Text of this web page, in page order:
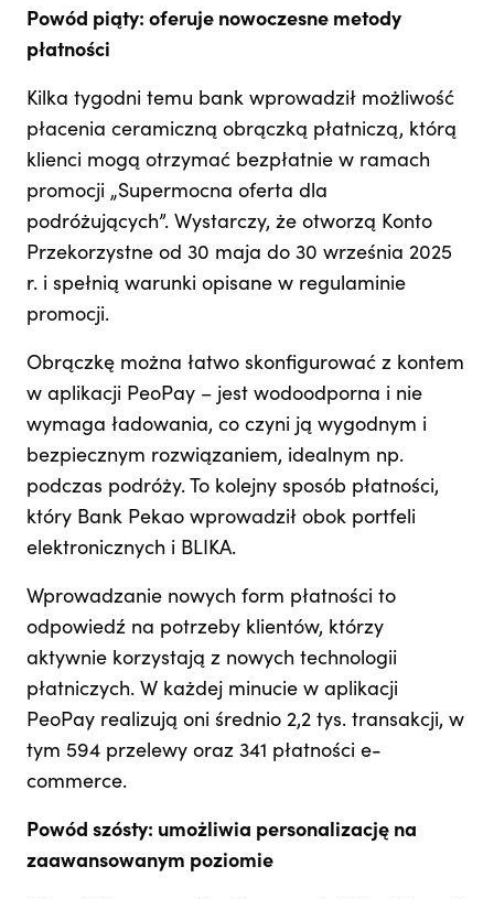
Powód piąty: oferuje nowoczesne metody
płatności
Kilka tygodni temu bank wprowadził możliwość
płacenia ceramiczną obrączką płatniczą, którą
klienci mogą otrzymać bezpłatnie w ramach
promocji „Supermocna oferta dla
podróżujących”. Wystarczy, że otworzą Konto
Przekorzystne od 30 maja do 30 września 2025
r. i spełnią warunki opisane w regulaminie
promocji.
Obrączkę można łatwo skonfigurować z kontem
w aplikacji PeoPay – jest wodoodporna i nie
wymaga ładowania, co czyni ją wygodnym i
bezpiecznym rozwiązaniem, idealnym np.
podczas podróży. To kolejny sposób płatności,
który Bank Pekao wprowadził obok portfeli
elektronicznych i BLIKA.
Wprowadzanie nowych form płatności to
odpowiedź na potrzeby klientów, którzy
aktywnie korzystają z nowych technologii
płatniczych. W każdej minucie w aplikacji
PeoPay realizują oni średnio 2,2 tys. transakcji, w
tym 594 przelewy oraz 341 płatności e-
commerce.
Powód szósty: umożliwia personalizację na
zaawansowanym poziomie